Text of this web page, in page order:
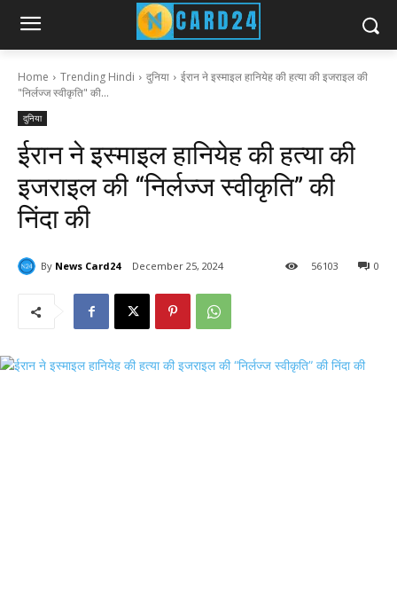
Home Trending Hindi दुनिया
ईरान ने इस्माइल हानियेह की हत्या की इजराइल की
"निर्लज्ज स्वीकृति" की...
दुनिया
ईरान ने इस्माइल हानियेह की हत्या की
इजराइल की “निर्लज्ज स्वीकृति” की
निंदा की
By News Card24 December 25, 2024 0
56103